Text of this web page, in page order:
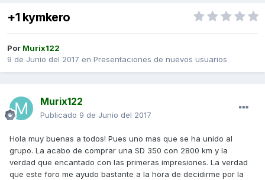
+1 kymkero
Por Murix122
9 de Junio del 2017 en Presentaciones de nuevos usuarios
Murix122
Publicado 9 de Junio del 2017
Hola muy buenas a todos! Pues uno mas que se ha unido al
grupo. La acabo de comprar una SD 350 con 2800 km y la
verdad que encantado con las primeras impresiones. La verdad
que este foro me ayudo bastante a la hora de decidirme por la